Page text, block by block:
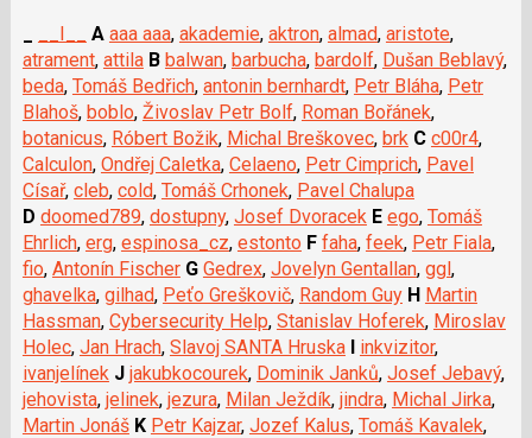
__I__ A aaa aaa, akademie, aktron, almad, aristote,
atrament, attila B balwan, barbucha, bardolf, Dušan Beblavý,
beda, Tomáš Bedřich, antonin bernhardt, Petr Bláha, Petr
Blahoš, boblo, Živoslav Petr Bolf, Roman Bořánek,
botanicus, Róbert Božik, Michal Breškovec, brk C c00r4,
Calculon, Ondřej Caletka, Celaeno, Petr Cimprich, Pavel
Císař, cleb, cold, Tomáš Crhonek, Pavel Chalupa
D doomed789, dostupny, Josef Dvoracek E ego, Tomáš
Ehrlich, erg, espinosa_cz, estonto F faha, feek, Petr Fiala,
fio, Antonín Fischer G Gedrex, Jovelyn Gentallan, ggl,
ghavelka, gilhad, Peťo Greškovič, Random Guy H Martin
Hassman, Cybersecurity Help, Stanislav Hoferek, Miroslav
Holec, Jan Hrach, Slavoj SANTA Hruska I inkvizitor,
ivanjelínek J jakubkocourek, Dominik Janků, Josef Jebavý,
jehovista, jelinek, jezura, Milan Ježdík, jindra, Michal Jirka,
Martin Jonáš K Petr Kajzar, Jozef Kalus, Tomáš Kavalek,